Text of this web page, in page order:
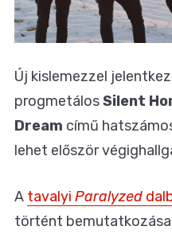
Új kislemezzel
progmetálosSilent
Dream című
lehet először
A tavalyi Paralyzed
történt bemutatkozása